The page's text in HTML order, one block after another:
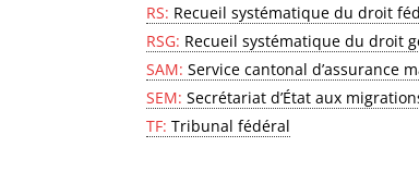
RS: Recueil systématique du droit
RSG: Recueil systématique du droit
SAM: Service cantonal d’assurance
SEM: Secrétariat d’État aux
TF: Tribunal fédéral